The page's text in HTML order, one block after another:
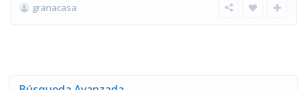
granacasa